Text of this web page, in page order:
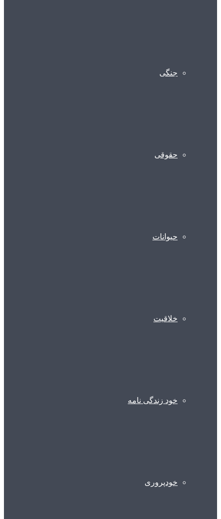
جنگی
حقوقی
حیوانات
خلاقیت
خود زندگی نامه
خودپروری